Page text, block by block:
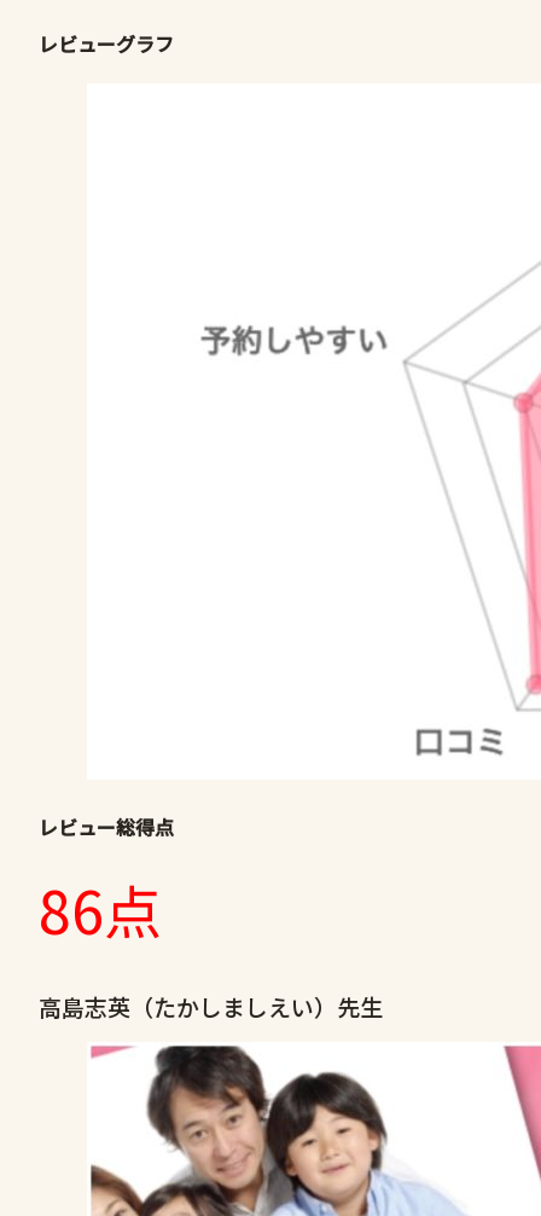
レビューグラフ
レビュー総得点
86点
高島志英（たかしましえい）先生